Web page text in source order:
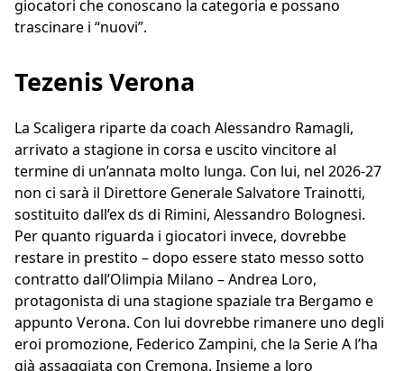
giocatori che conoscano la categoria e possano
trascinare i “nuovi”.
Tezenis Verona
La Scaligera riparte da coach Alessandro Ramagli,
arrivato a stagione in corsa e uscito vincitore al
termine di un’annata molto lunga. Con lui, nel 2026-27
non ci sarà il Direttore Generale Salvatore Trainotti,
sostituito dall’ex ds di Rimini, Alessandro Bolognesi.
Per quanto riguarda i giocatori invece, dovrebbe
restare in prestito – dopo essere stato messo sotto
contratto dall’Olimpia Milano – Andrea Loro,
protagonista di una stagione spaziale tra Bergamo e
appunto Verona. Con lui dovrebbe rimanere uno degli
eroi promozione, Federico Zampini, che la Serie A l’ha
già assaggiata con Cremona. Insieme a loro